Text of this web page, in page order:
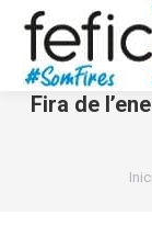
Fira de
Inici